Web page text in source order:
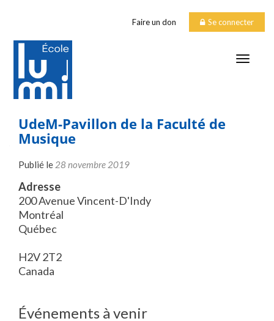
Faire un don Se connecter
UdeM-Pavillon de la Faculté de
Musique
Publié le 28 novembre 2019
Adresse
200 Avenue Vincent-D'Indy
Montréal
Québec
H2V 2T2
Canada
Événements à venir